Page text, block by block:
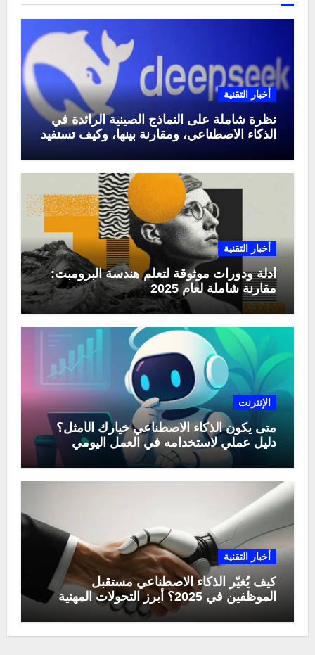
أخبار التقنية
نظرة شاملة على النماذج الصينية الرائدة في
الذكاء الاصطناعي، ومقارنة بينها، وكيف تستفيد
أخبار التقنية
أدلة ودورات موثوقة لتعلّم هندسة البرومبت:
مقارنة شاملة لعام 2025
الإنترنت
متى يكون الذكاء الاصطناعي خيارك الأمثل؟
دليل عملي لاستخدامه في العمل اليومي
أخبار التقنية
كيف يُغيّر الذكاء الاصطناعي مستقبل
الموظفين في 2025؟ أبرز التحولات المهنية